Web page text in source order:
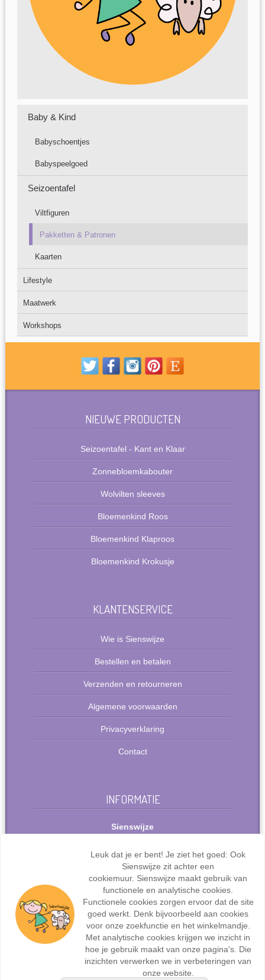
Baby & Kind
Babyschoentjes
Babyspeelgoed
Seizoentafel
Viltfiguren
Pakketten & Patronen
Kaarten
Lifestyle
Maatwerk
Workshops
NIEUWE PRODUCTEN
Seizoentafel - Kant en Klaar
Zonnebloemkabouter
Wolvilten sleeves
Bloemenkind Roos
Bloemenkind Klaproos
Bloemenkind Krokusje
KLANTENSERVICE
Wie is Sienswijze
Bestellen en betalen
Verzenden en retourneren
Algemene voorwaarden
Privacyverklaring
Contact
INFORMATIE
Sienswijze
2711 PP Zoetermeer
Nederland
Tel: +31(0)627072095
info@sienswijze.nl
KvK-nr.: 67667317
Webdesign en ontwikkeling doorSienswijze ICT
Leuk dat je er bent! Je ziet het goed: Ook
Sienswijze zit achter een
cookiemuur. Sienswijze maakt gebruik van
functionele en analytische cookies.
Functionele cookies zorgen ervoor dat de site
goed werkt. Denk bijvoorbeeld aan cookies
voor onze zoekfunctie en het winkelmandje.
Met analytische cookies krijgen we inzicht in
hoe je gebruik maakt van onze pagina's. Die
inzichten verwerken we in verbeteringen van
onze website.